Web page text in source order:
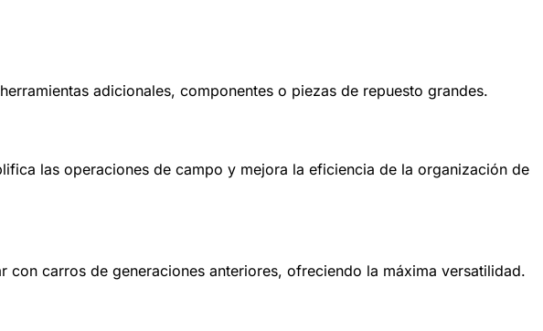
adicionales, componentes o piezas de repuesto grandes.
las operaciones de campo y mejora la eficiencia de la organización de
con carros de generaciones anteriores, ofreciendo la máxima versatilidad.